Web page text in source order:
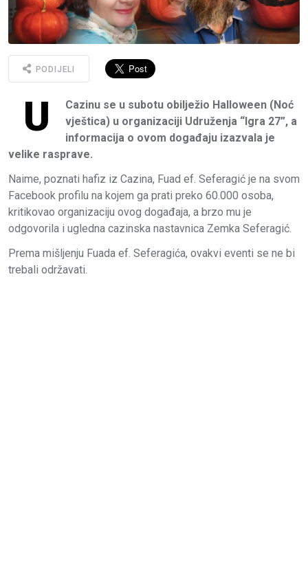
PODIJELI
U
Cazinu se u subotu obilježio Halloween (Noć
vještica) u organizaciji Udruženja “Igra 27”, a
informacija o ovom događaju izazvala je
velike rasprave.
Naime, poznati hafiz iz Cazina, Fuad ef. Seferagić je na svom
Facebook profilu na kojem ga prati preko 60.000 osoba,
kritikovao organizaciju ovog događaja, a brzo mu je
odgovorila i ugledna cazinska nastavnica Zemka Seferagić.
Prema mišljenju Fuada ef. Seferagića, ovakvi eventi se ne bi
trebali održavati.